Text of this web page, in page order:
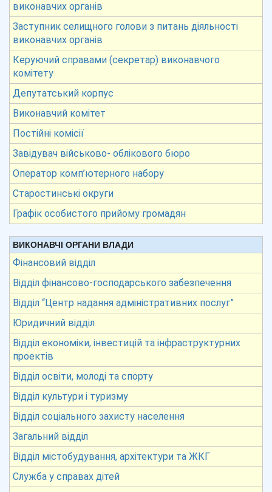
виконавчих органів
Заступник селищного голови з питань діяльності
виконавчих органів
Керуючий справами (секретар) виконавчого
комітету
Депутатський корпус
Виконавчий комітет
Постійні комісії
Завідувач військово- облікового бюро
Оператор комп’ютерного набору
Старостинські округи
Графік особистого прийому громадян
ВИКОНАВЧІ ОРГАНИ ВЛАДИ
Фінансовий відділ
Відділ фінансово-господарського забезпечення
Відділ “Центр надання адміністративних послуг”
Юридичний відділ
Відділ економіки, інвестицій та інфраструктурних
проектів
Відділ освіти, молоді та спорту
Відділ культури і туризму
Відділ соціального захисту населення
Загальний відділ
Відділ містобудування, архітектури та ЖКГ
Служба у справах дітей